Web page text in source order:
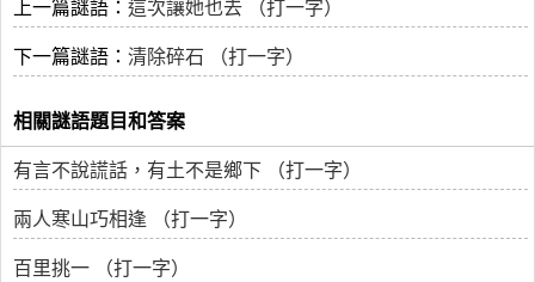
上一篇謎語： 這次讓她也去 （打一字）
下一篇謎語： 清除碎石 （打一字）
相關謎語題目和答案
有言不說謊話，有土不是鄉下 （打一字）
兩人寒山巧相逢 （打一字）
百里挑一 （打一字）